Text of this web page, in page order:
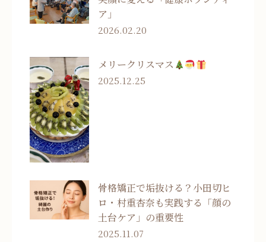
ア」
2026.02.20
メリークリスマス
2025.12.25
骨格矯正で垢抜ける？小田切ヒ
ロ・村重杏奈も実践する「顔の
土台ケア」の重要性
2025.11.07